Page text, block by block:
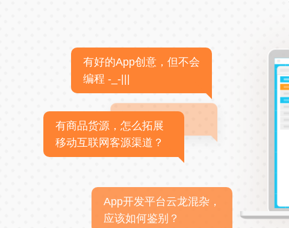
有好的App创意，但不会
编程 -_-|||
有商品货源，怎么拓展
移动互联网客源渠道？
App开发平台云龙混杂，
应该如何鉴别？